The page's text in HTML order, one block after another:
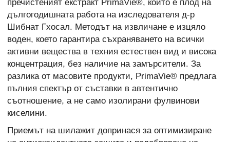
пречистеният екстракт PrimaVie®, който е плод на
дългогодишната работа на изследователя д-р
Шибнат Гхосал. Методът на извличане е изцяло
воден, което гарантира съхраняването на всички
активни вещества в техния естествен вид и висока
концентрация, без наличие на замърсители. За
разлика от масовите продукти, PrimaVie® предлага
пълния спектър от съставки в автентично
съотношение, а не само изолирани фулвинови
киселини.
Приемът на шилажит допринася за оптимизиране